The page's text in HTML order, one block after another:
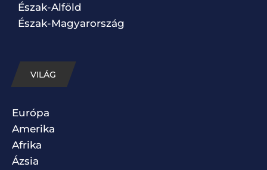
Észak-Alföld
Észak-Magyarország
VILÁG
Európa
Amerika
Afrika
Ázsia